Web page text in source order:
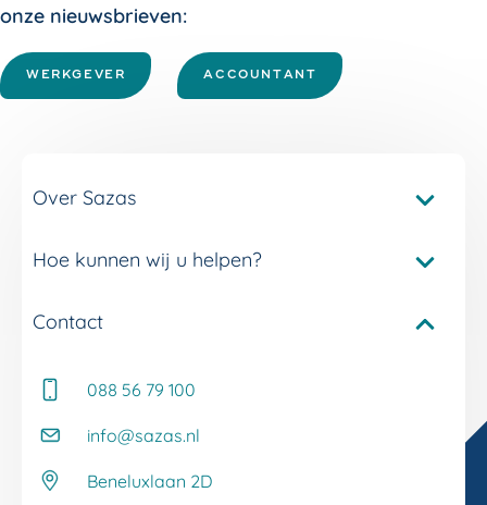
onze nieuwsbrieven:
WERKGEVER ACCOUNTANT
Over Sazas
Pakketvergelijker Sazas
Onze verzuimdiensten
Onze klantverhalen
Werken bij Sazas
Hoe kunnen wij u helpen?
Service en contact
Whitepapers
Kennisbank
Veelgestelde vragen
Contact
088 56 79 100
info@sazas.nl
Beneluxlaan 2D